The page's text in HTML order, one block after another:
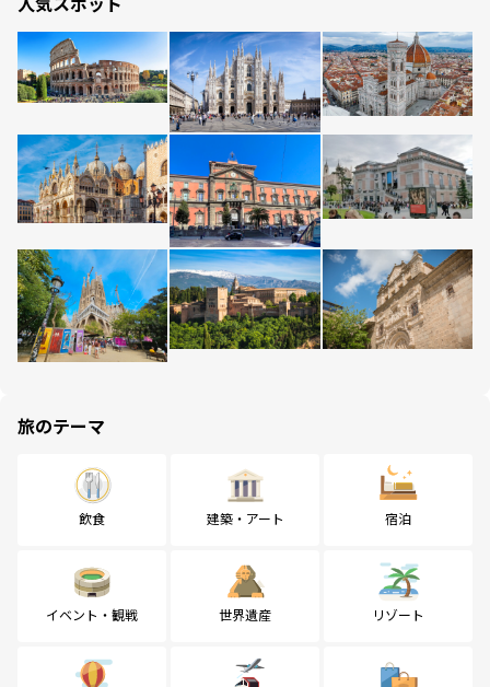
旅のテーマ
飲食 建築・アート 宿泊
イベント・観戦 世界遺産 リゾート